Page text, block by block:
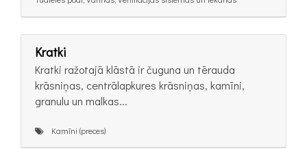
Kratki
Kratki ražotajā klāstā ir čuguna un tērauda
krāsniņas, centrālapkures krāsniņas, kamīni,
granulu un malkas...
Kamīni (preces)